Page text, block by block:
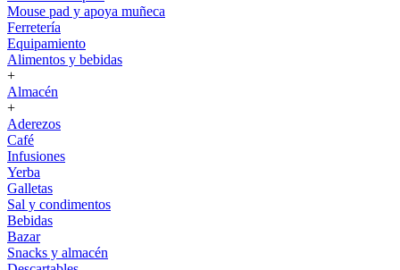
Mouse pad y apoya muñeca
Ferretería
Equipamiento
Alimentos y bebidas
+
Almacén
+
Aderezos
Café
Infusiones
Yerba
Galletas
Sal y condimentos
Bebidas
Bazar
Snacks y almacén